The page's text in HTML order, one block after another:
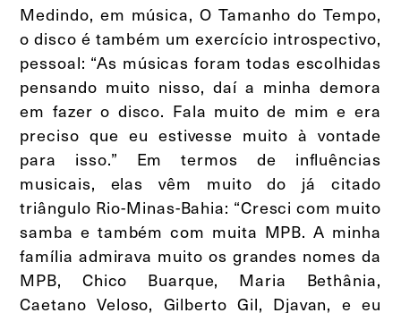
Medindo, em música, O Tamanho do Tempo,
o disco é também um exercício introspectivo,
pessoal: “As músicas foram todas escolhidas
pensando muito nisso, daí a minha demora
em fazer o disco. Fala muito de mim e era
preciso que eu estivesse muito à vontade
para isso.” Em termos de influências
musicais, elas vêm muito do já citado
triângulo Rio-Minas-Bahia: “Cresci com muito
samba e também com muita MPB. A minha
família admirava muito os grandes nomes da
MPB, Chico Buarque, Maria Bethânia,
Caetano Veloso, Gilberto Gil, Djavan, e eu